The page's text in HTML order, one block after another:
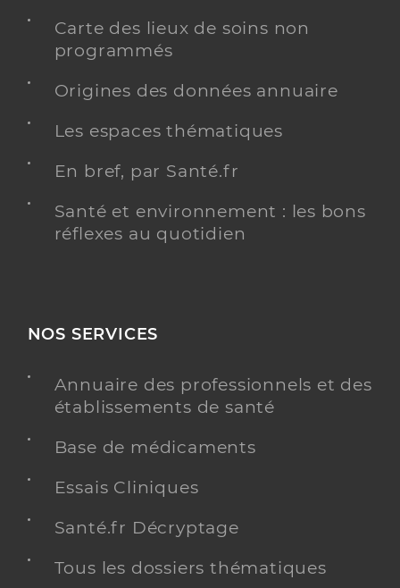
Carte des lieux de soins non
programmés
Origines des données annuaire
Les espaces thématiques
En bref, par Santé.fr
Santé et environnement : les bons
réflexes au quotidien
NOS SERVICES
Annuaire des professionnels et des
établissements de santé
Base de médicaments
Essais Cliniques
Santé.fr Décryptage
Tous les dossiers thématiques